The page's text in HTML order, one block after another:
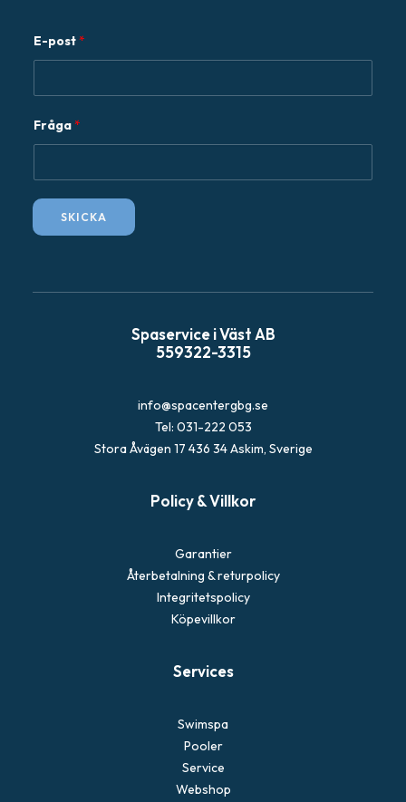
E-post*
g
a
E
o
Fråga*
SKICKA
Spaservice i Väst AB
559322-3315
info@spacentergbg.se
Tel: 031-222 053
Stora Åvägen 17 436 34 Askim, Sverige
Policy & Villkor
Garantier
Återbetalning & returpolicy
Integritetspolicy
Köpevillkor
Services
Swimspa
Pooler
Service
Webshop